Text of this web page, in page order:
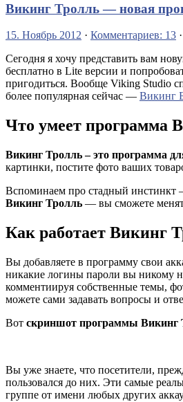
Викинг Тролль — новая
15. Ноябрь 2012 · Комментариев: 13
Сегодня я хочу представить вам
бесплатно в Lite версии и
пригодиться. Вообще Viking Studio
более популярная сейчас — Викинг
Что умеет программа
Викинг Тролль – это программа
картинки, постите фото ваших
Вспоминаем про стадный инстинкт
Викинг Тролль — вы сможете
Как работает Викинг
Вы добавляете в программу свои
никакие логины пароли вы никому
комментиируя собственные темы,
можете сами задавать вопросы и
Вот скриншот программы Викинг
Вы уже знаете, что посетители,
пользовался до них. Эти самые
группе от имени любых других